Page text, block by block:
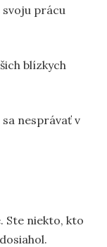
prácu
blízkych
sa nesprávať v
Ste niekto, kto